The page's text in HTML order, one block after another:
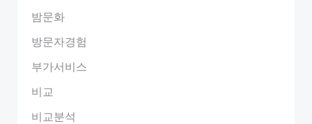
밤문화
방문자경험
부가서비스
비교
비교분석